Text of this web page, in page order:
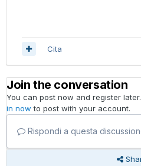
Cita
Join the conversation
You can post now and register
in now to post with your account.
Rispondi a questa